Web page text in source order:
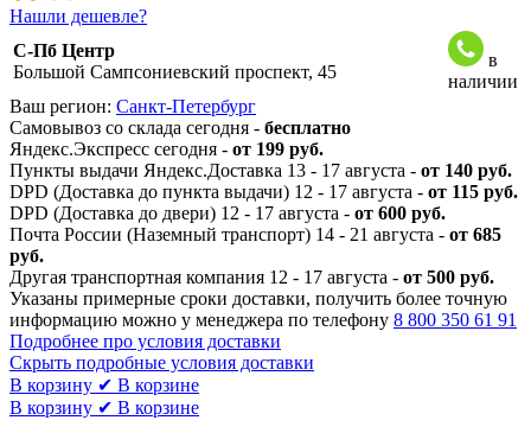
Нашли дешевле?
С-Пб Центр
Большой Сампсониевский проспект, 45
в
наличии
Ваш регион: Санкт-Петербург
Самовывоз со склада сегодня - бесплатно
Яндекс.Экспресс сегодня - от 199 руб.
Пункты выдачи Яндекс.Доставка 13 - 17 августа - от 140 руб.
DPD (Доставка до пункта выдачи) 12 - 17 августа - от 115 руб.
DPD (Доставка до двери) 12 - 17 августа - от 600 руб.
Почта России (Наземный транспорт) 14 - 21 августа - от 685
руб.
Другая транспортная компания 12 - 17 августа - от 500 руб.
Указаны примерные сроки доставки, получить более точную
информацию можно у менеджера по телефону 8 800 350 61 91
Подробнее про условия доставки
Скрыть подробные условия доставки
В корзину ✔ В корзине
В корзину ✔ В корзине